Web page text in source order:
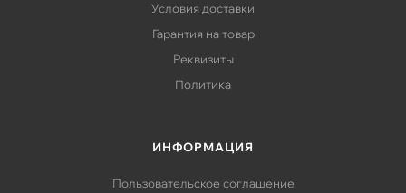
Условия доставки
Гарантия на товар
Реквизиты
Политика
ИНФОРМАЦИЯ
Пользовательское соглашение